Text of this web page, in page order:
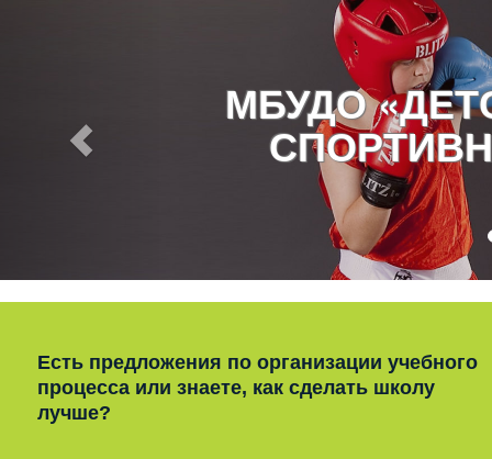
МБУДО
Есть предложения по организации учебного
процесса или знаете, как сделать школу
лучше?